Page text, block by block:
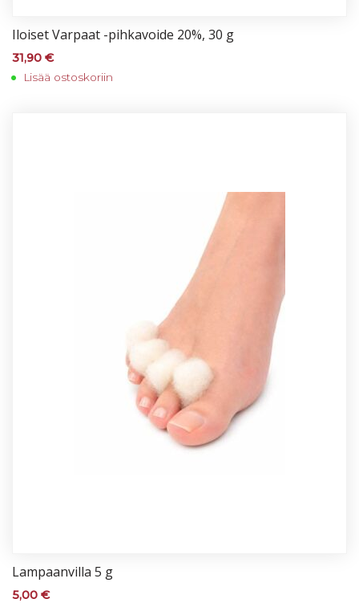
Iloi­set Var­paat -pih­ka­voi­de 20%, 30 g
31,90 €
Lisää ostoskoriin
Lam­paan­vil­la 5 g
5,00 €